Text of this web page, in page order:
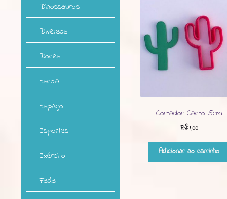
Cortador Cacto 5cm
R$7,00
Adicionar ao carrinho
Dinossauros
Diversos
Doces
Escola
Espaço
Esportes
Exército
Fada